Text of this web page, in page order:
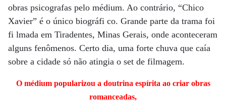
obras psicografas pelo médium. Ao contrário, “Chico
Xavier” é o único biográfi co. Grande parte da trama foi
fi lmada em Tiradentes, Minas Gerais, onde aconteceram
alguns fenômenos. Certo dia, uma forte chuva que caía
sobre a cidade só não atingia o set de filmagem.
O médium popularizou a doutrina espírita ao criar obras
romanceadas,